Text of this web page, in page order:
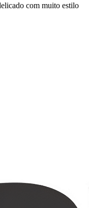
com muito estilo